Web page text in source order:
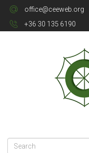
office@ceeweb.org
+36 30 135 6190